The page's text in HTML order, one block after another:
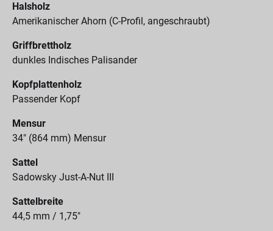
Halsholz
Amerikanischer Ahorn (C-Profil, angeschraubt)
Griffbrettholz
dunkles Indisches Palisander
Kopfplattenholz
Passender Kopf
Mensur
34" (864 mm) Mensur
Sattel
Sadowsky Just-A-Nut III
Sattelbreite
44,5 mm / 1,75"